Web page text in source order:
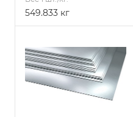
549.833 кг